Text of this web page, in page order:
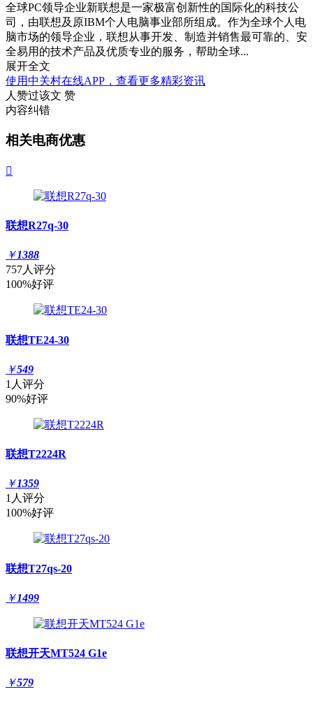
全球PC领导企业新联想是一家极富创新性的国际化的科技公
司，由联想及原IBM个人电脑事业部所组成。作为全球个人电
脑市场的领导企业，联想从事开发、制造并销售最可靠的、安
全易用的技术产品及优质专业的服务，帮助全球...
展开全文
使用中关村在线APP，查看更多精彩资讯
人赞过该文 赞
内容纠错
相关电商优惠

联想R27q-30
￥1388
757人评分
100%好评
联想TE24-30
￥549
1人评分
90%好评
联想T2224R
￥1359
1人评分
100%好评
联想T27qs-20
￥1499
联想开天MT524 G1e
￥579